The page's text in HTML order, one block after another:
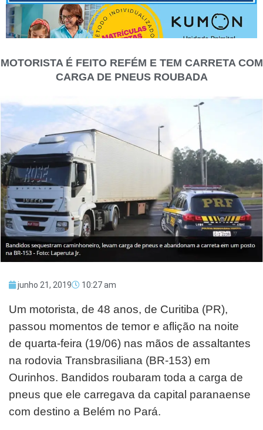
MOTORISTA É FEITO REFÉM E TEM CARRETA COM
CARGA DE PNEUS ROUBADA
junho 21, 2019 10:27 am
Um motorista, de 48 anos, de Curitiba (PR),
passou momentos de temor e aflição na noite
de quarta-feira (19/06) nas mãos de assaltantes
na rodovia Transbrasiliana (BR-153) em
Ourinhos. Bandidos roubaram toda a carga de
pneus que ele carregava da capital paranaense
com destino a Belém no Pará.